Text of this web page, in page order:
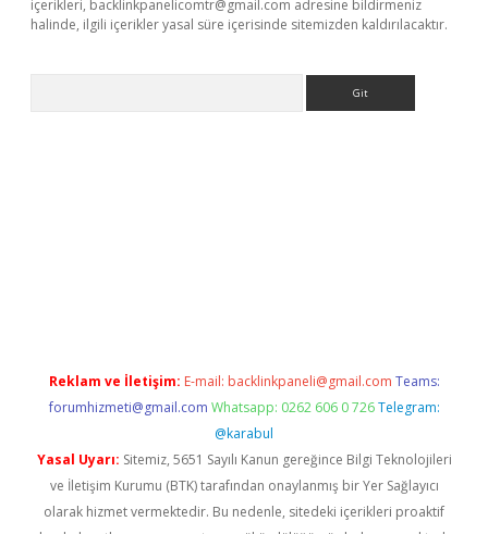
içerikleri, backlinkpanelicomtr@gmail.com adresine bildirmeniz
halinde, ilgili içerikler yasal süre içerisinde sitemizden kaldırılacaktır.
Reklam ve İletişim: E-mail: backlinkpaneli@gmail.com Teams:
forumhizmeti@gmail.com Whatsapp: 0262 606 0 726 Telegram:
@karabul
Yasal Uyarı: Sitemiz, 5651 Sayılı Kanun gereğince Bilgi Teknolojileri
ve İletişim Kurumu (BTK) tarafından onaylanmış bir Yer Sağlayıcı
olarak hizmet vermektedir. Bu nedenle, sitedeki içerikleri proaktif